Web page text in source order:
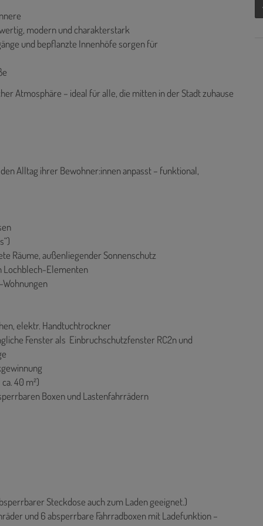
modern und charakterstark
und bepflanzte Innenhöfe sorgen für
Atmosphäre – ideal für alle, die mitten in der Stadt zuhause
Alltag ihrer Bewohner:innen anpasst – funktional,
Räume, außenliegender Sonnenschutz
Lochblech-Elementen
elektr. Handtuchtrockner
Fenster als Einbruchschutzfenster RC2n und
40 m²)
Boxen und Lastenfahrrädern
Steckdose auch zum Laden geeignet.)
und 6 absperrbare Fahrradboxen mit Ladefunktion –